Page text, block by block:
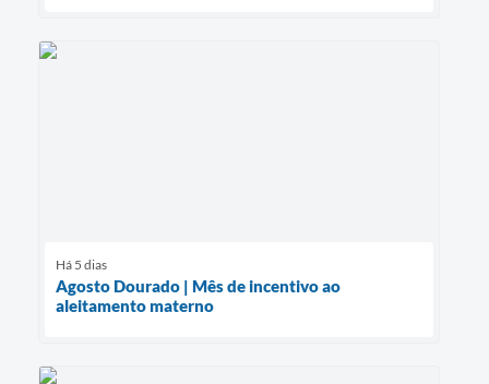
Há 5 dias
Agosto Dourado | Mês de incentivo ao
aleitamento materno